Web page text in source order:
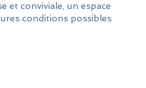
et conviviale, un espace
conditions possibles